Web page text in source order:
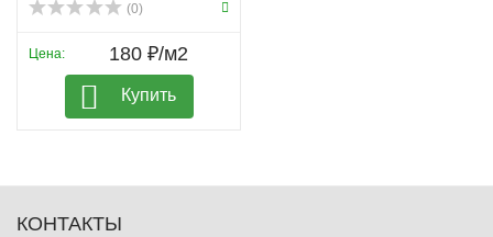
(0)
Цена: 180 ₽/м2
Купить
КОНТАКТЫ